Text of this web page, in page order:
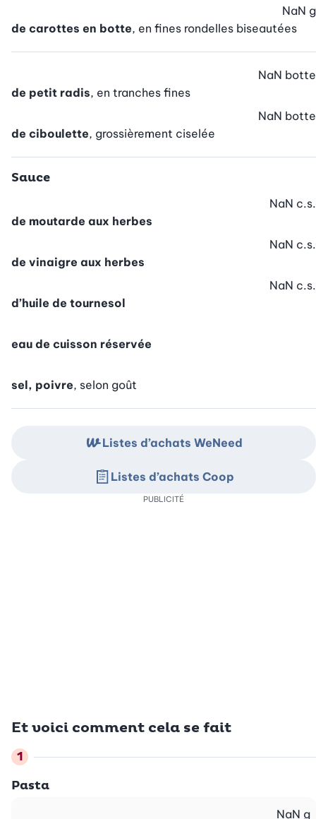
de carottes en botte, en fines rondelles biseautées
NaN g
de petit radis, en tranches fines
NaN botte
de ciboulette, grossièrement ciselée
NaN botte
Sauce
de moutarde aux herbes
NaN c.s.
de vinaigre aux herbes
NaN c.s.
d’huile de tournesol
NaN c.s.
eau de cuisson réservée
sel, poivre, selon goût
Et voici comment cela se fait
Pasta
NaN g
Listes d’achats WeNeed
Listes d’achats Coop
PUBLICITÉ